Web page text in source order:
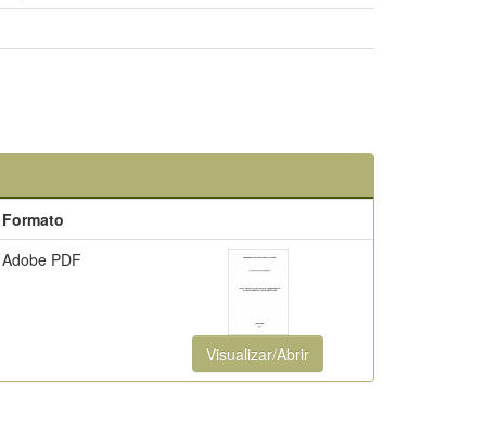
Formato
Adobe PDF
Visualizar/Abrir